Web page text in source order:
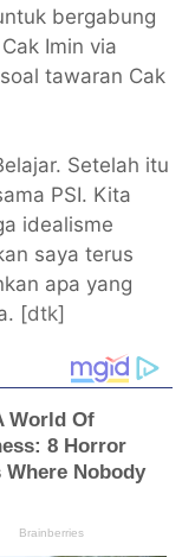
bergabung
Imin via
tawaran Cak
Setelah itu
PSI. Kita
idealisme
saya terus
apa yang
[dtk]